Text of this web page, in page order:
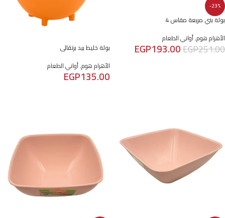
-23%
بولة بني مربعة مقاس 4
الأهرام هوم,أواني الطعام
EGP251.00
EGP193.00
بولة خليط بيد برتقالى
الأهرام هوم,أواني الطعام
EGP135.00